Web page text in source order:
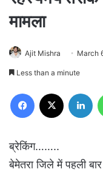
मामला
Ajit Mishra March
Less than a minute
Facebook
ब्रेकिंग……..
बेमेतरा जिले में पहली